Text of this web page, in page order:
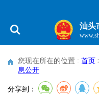
汕头
您现在所在的位置 : 首页
息公开
分享到：